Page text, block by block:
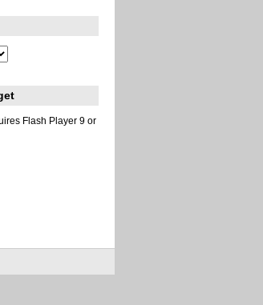
Flash Player 9 or